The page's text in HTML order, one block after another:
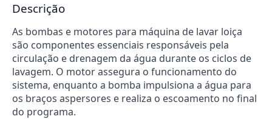
Descrição
As bombas e motores para máquina de lavar loiça
são componentes essenciais responsáveis pela
circulação e drenagem da água durante os ciclos de
lavagem. O motor assegura o funcionamento do
sistema, enquanto a bomba impulsiona a água para
os braços aspersores e realiza o escoamento no final
do programa.